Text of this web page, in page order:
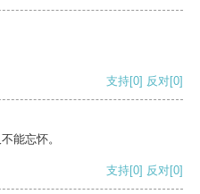
支持[0] 反对[0]
能忘怀。
支持[0] 反对[0]